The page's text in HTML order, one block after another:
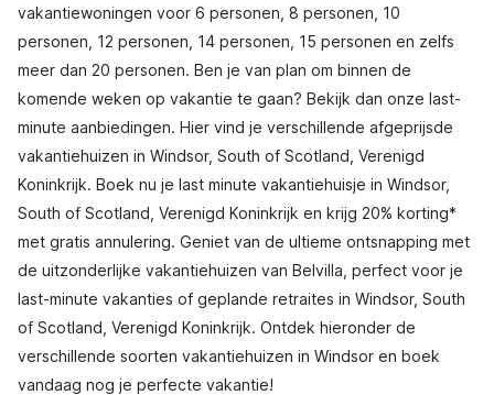
vakantiewoningen voor 6 personen, 8 personen, 10
personen, 12 personen, 14 personen, 15 personen en zelfs
meer dan 20 personen. Ben je van plan om binnen de
komende weken op vakantie te gaan? Bekijk dan onze last-
minute aanbiedingen. Hier vind je verschillende afgeprijsde
vakantiehuizen in Windsor, South of Scotland, Verenigd
Koninkrijk. Boek nu je last minute vakantiehuisje in Windsor,
South of Scotland, Verenigd Koninkrijk en krijg 20% korting*
met gratis annulering. Geniet van de ultieme ontsnapping met
de uitzonderlijke vakantiehuizen van Belvilla, perfect voor je
last-minute vakanties of geplande retraites in Windsor, South
of Scotland, Verenigd Koninkrijk. Ontdek hieronder de
verschillende soorten vakantiehuizen in Windsor en boek
vandaag nog je perfecte vakantie!